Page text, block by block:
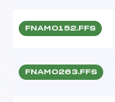
FNAM0152.FFS
FNAM0263.FFS